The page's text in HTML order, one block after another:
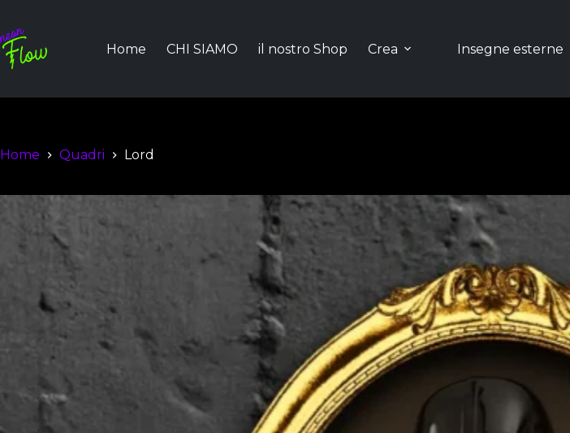
Home CHI SIAMO il nostro Shop Crea Insegne esterne
Home Quadri Lord